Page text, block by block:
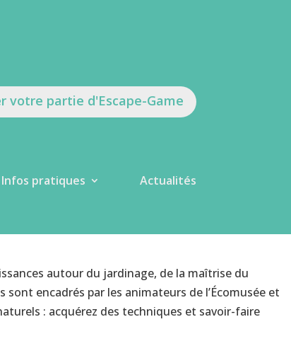
votre partie d'Escape-Game
Infos pratiques Actualités
autour du jardinage, de la maîtrise du
encadrés par les animateurs de l’Écomusée et
: acquérez des techniques et savoir-faire